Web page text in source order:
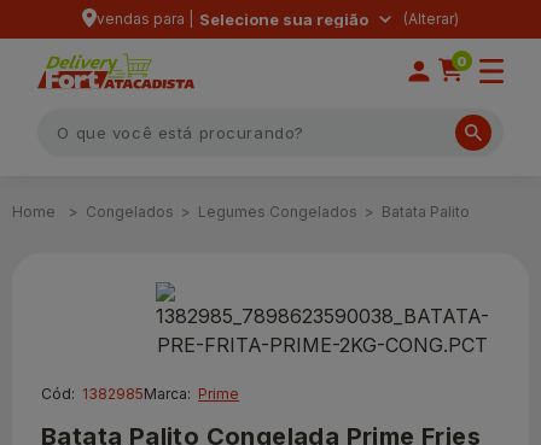
vendas para | Selecione sua região
0
Congelados Legumes Congelados Batata Palito
Cód: 1382985Marca: Prime
Batata Palito Congelada Prime Fries